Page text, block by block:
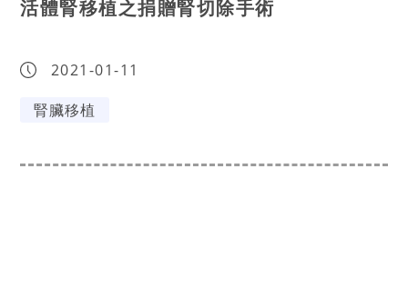
活體腎移植之捐贈腎切除手術
2021-01-11
腎臟移植